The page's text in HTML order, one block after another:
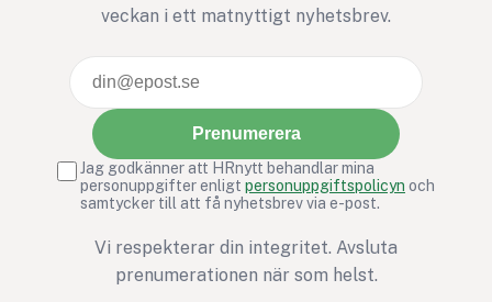
veckan i ett matnyttigt nyhetsbrev.
Prenumerera
Jag godkänner att HRnytt behandlar mina
personuppgifter enligt personuppgiftspolicyn och
samtycker till att få nyhetsbrev via e-post.
Vi respekterar din integritet. Avsluta
prenumerationen när som helst.